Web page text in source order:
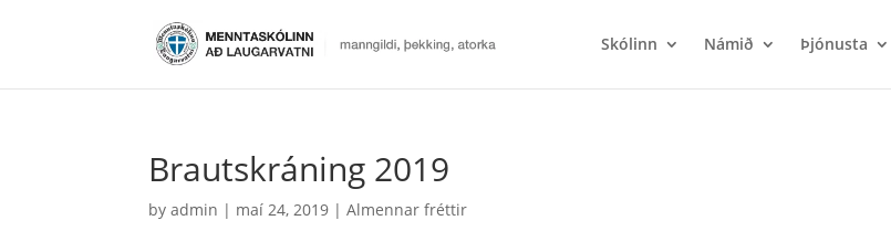
Skólinn Námið Þjónusta
Brautskráning 2019
byadmin | maí 24, 2019 |Almennar fréttir